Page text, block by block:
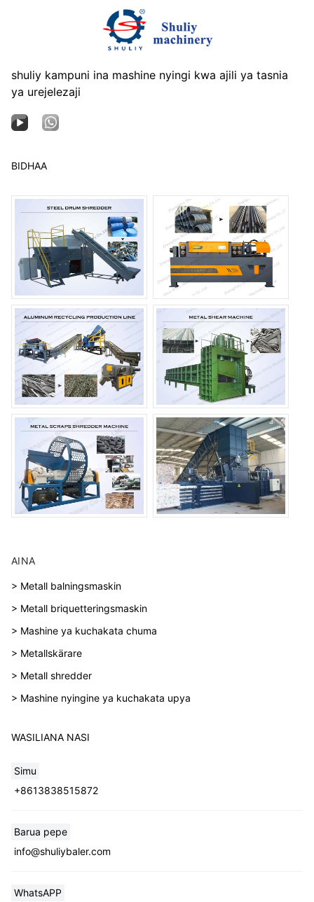
shuliy kampuni ina mashine nyingi kwa ajili ya tasnia
ya urejelezaji
BIDHAA
AINA
> Metall balningsmaskin
> Metall briquetteringsmaskin
> Mashine ya kuchakata chuma
> Metallskärare
> Metall shredder
> Mashine nyingine ya kuchakata upya
WASILIANA NASI
Simu
+8613838515872
Barua pepe
info@shuliybaler.com
WhatsAPP